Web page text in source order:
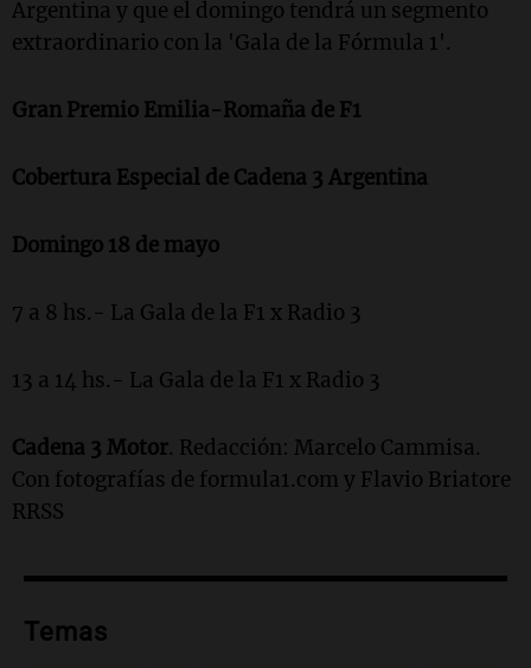
Argentina y que el domingo tendrá un segmento
extraordinario con la 'Gala de la Fórmula 1'.
Gran Premio Emilia-Romaña de F1
Cobertura Especial de Cadena 3 Argentina
Domingo 18 de mayo
7 a 8 hs.- La Gala de la F1 x Radio 3
13 a 14 hs.- La Gala de la F1 x Radio 3
Cadena 3 Motor. Redacción: Marcelo Cammisa.
Con fotografías de formula1.com y Flavio Briatore
RRSS
Temas